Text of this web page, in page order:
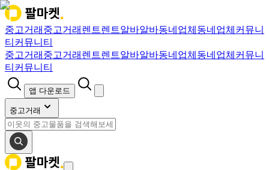
중고거래 중고거래 렌트렌트알바알바동네업체 동네업체 커뮤니
티 커뮤니티
중고거래 중고거래 렌트렌트알바알바동네업체 동네업체 커뮤니
티 커뮤니티
앱 다운로드
중고거래